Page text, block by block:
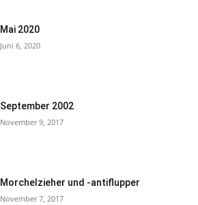
Mai 2020
Juni 6, 2020
September 2002
November 9, 2017
Morchelzieher und -antiflupper
November 7, 2017